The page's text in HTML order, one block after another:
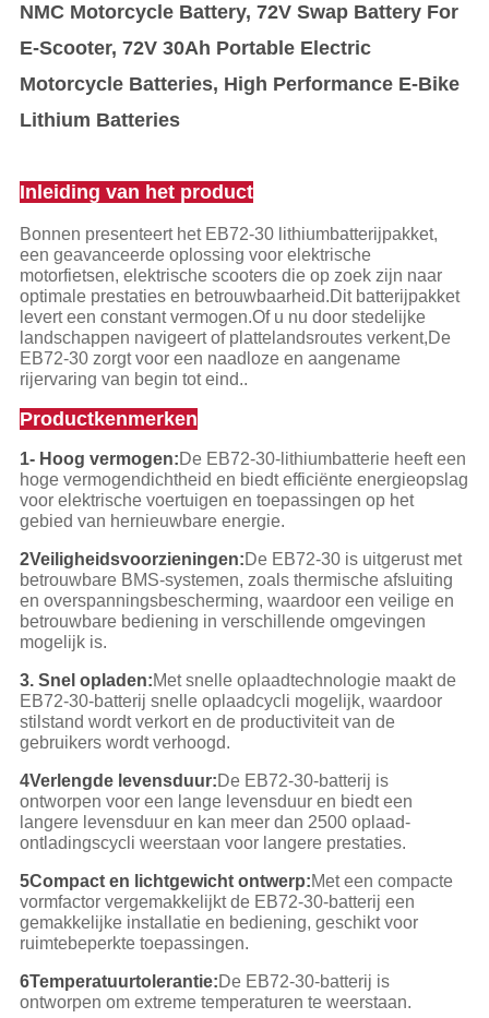
NMC Motorcycle Battery, 72V Swap Battery For
E-Scooter, 72V 30Ah Portable Electric
Motorcycle Batteries, High Performance E-Bike
Lithium Batteries
Inleiding van het product
Bonnen presenteert het EB72-30 lithiumbatterijpakket,
een geavanceerde oplossing voor elektrische
motorfietsen, elektrische scooters die op zoek zijn naar
optimale prestaties en betrouwbaarheid.Dit batterijpakket
levert een constant vermogen.Of u nu door stedelijke
landschappen navigeert of plattelandsroutes verkent,De
EB72-30 zorgt voor een naadloze en aangename
rijervaring van begin tot eind..
Productkenmerken
1- Hoog vermogen:De EB72-30-lithiumbatterie heeft een
hoge vermogendichtheid en biedt efficiënte energieopslag
voor elektrische voertuigen en toepassingen op het
gebied van hernieuwbare energie.
2Veiligheidsvoorzieningen:De EB72-30 is uitgerust met
betrouwbare BMS-systemen, zoals thermische afsluiting
en overspanningsbescherming, waardoor een veilige en
betrouwbare bediening in verschillende omgevingen
mogelijk is.
3. Snel opladen:Met snelle oplaadtechnologie maakt de
EB72-30-batterij snelle oplaadcycli mogelijk, waardoor
stilstand wordt verkort en de productiviteit van de
gebruikers wordt verhoogd.
4Verlengde levensduur:De EB72-30-batterij is
ontworpen voor een lange levensduur en biedt een
langere levensduur en kan meer dan 2500 oplaad-
ontladingscycli weerstaan voor langere prestaties.
5Compact en lichtgewicht ontwerp:Met een compacte
vormfactor vergemakkelijkt de EB72-30-batterij een
gemakkelijke installatie en bediening, geschikt voor
ruimtebeperkte toepassingen.
6Temperatuurtolerantie:De EB72-30-batterij is
ontworpen om extreme temperaturen te weerstaan.